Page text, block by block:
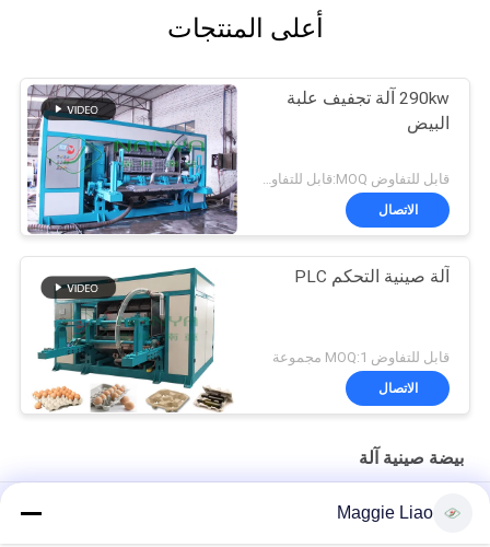
أعلى المنتجات
290kw آلة تجفيف علبة
البيض
قابل للتفاوض MOQ:قابل للتفاوض
الاتصال
آلة صينية التحكم PLC
قابل للتفاوض MOQ:1 مجموعة
الاتصال
بيضة صينية آلة
حامل الأكواب الدوارة الأوتوماتيكية بالكامل / آلات تشكيل صواني البيض
Maggie Liao